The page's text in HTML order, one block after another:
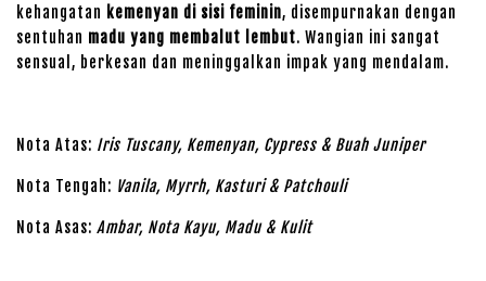
kehangatan kemenyan di sisi feminin, disempurnakan dengan
sentuhan madu yang membalut lembut. Wangian ini sangat
sensual, berkesan dan meninggalkan impak yang mendalam.
Nota Atas: Iris Tuscany, Kemenyan, Cypress & Buah Juniper
Nota Tengah: Vanila, Myrrh, Kasturi & Patchouli
Nota Asas: Ambar, Nota Kayu, Madu & Kulit